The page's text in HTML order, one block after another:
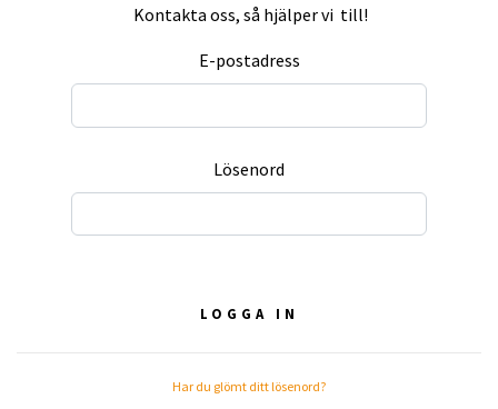
Kontakta oss, så hjälper vi till!
E-postadress
Lösenord
Har du glömt ditt lösenord?